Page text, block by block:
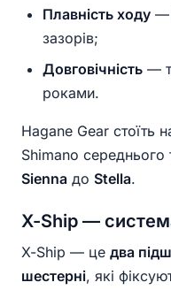
Плавність ходу —
зазорів;
Довговічність —
роками.
Hagane Gear стоїть
Shimano середнього
Sienna до Stella.
X-Ship —
X-Ship — це два
шестерні, які